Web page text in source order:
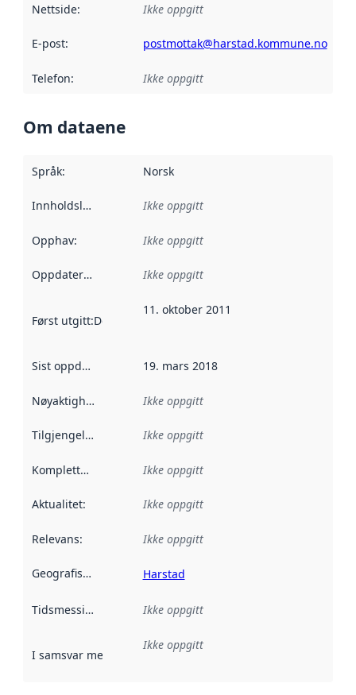
Nettside: Ikke oppgitt
E-post: postmottak@harstad.kommune.no
Telefon: Ikke oppgitt
Om dataene
Språk: Norsk
Innholdsleverandører :
Ikke oppgitt
Opphav: Ikke oppgitt
Oppdateringsfrekvens :
Ikke oppgitt
Først utgitt:Denne datoen sier når dataene i dette
11. oktober 2011
Sist oppdatert 19. mars 2018
Nøyaktighet Ikke oppgitt
Tilgjengelighet Ikke oppgitt
Kompletthet Ikke oppgitt
Aktualitet: Ikke oppgitt
Relevans: Ikke oppgitt
Geografisk avgrensning :
Harstad
Tidsmessig avgrensning :
Ikke oppgitt
I samsvar med Referanse til en implementasjonsregel
Ikke oppgitt